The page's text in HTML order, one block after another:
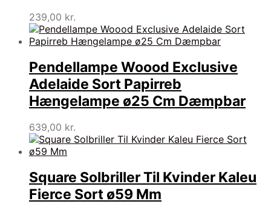
239,00 kr.
Pendellampe Woood Exclusive
Adelaide Sort Papirreb
Hængelampe ø25 Cm Dæmpbar
639,00 kr.
Square Solbriller Til Kvinder Kaleu
Fierce Sort ø59 Mm